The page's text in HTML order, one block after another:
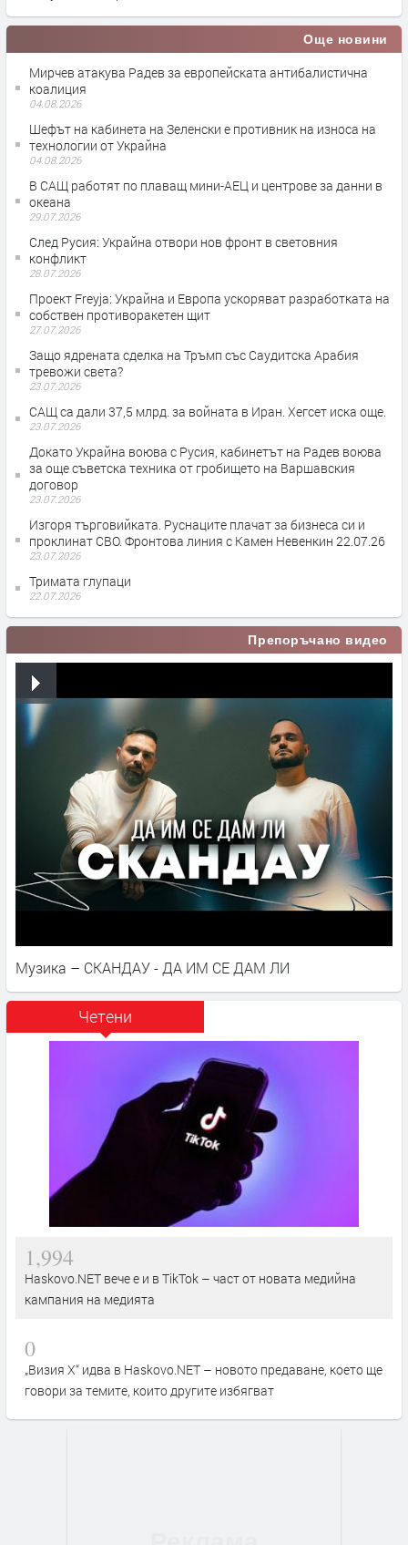
Още новини
Мирчев атакува Радев за европейската антибалистична
коалиция
04.08.2026
Шефът на кабинета на Зеленски е противник на износа на
технологии от Украйна
04.08.2026
В САЩ работят по плаващ мини-АЕЦ и центрове за данни в
океана
29.07.2026
След Русия: Украйна отвори нов фронт в световния
конфликт
28.07.2026
Проект Freyja: Украйна и Европа ускоряват разработката на
собствен противоракетен щит
27.07.2026
Защо ядрената сделка на Тръмп със Саудитска Арабия
тревожи света?
23.07.2026
САЩ са дали 37,5 млрд. за войната в Иран. Хегсет иска още.
23.07.2026
Докато Украйна воюва с Русия, кабинетът на Радев воюва
за още съветска техника от гробището на Варшавския
договор
23.07.2026
Изгоря търговийката. Руснаците плачат за бизнеса си и
проклинат СВО. Фронтова линия с Камен Невенкин 22.07.26
23.07.2026
Тримата глупаци
22.07.2026
Препоръчано видео
Музика – СКАНДАУ - ДА ИМ СЕ ДАМ ЛИ
Четени
1,994
Haskovo.NET вече е и в TikTok – част от новата медийна
кампания на медията
0
„Визия Х“ идва в Haskovo.NET – новото предаване, което ще
говори за темите, които другите избягват